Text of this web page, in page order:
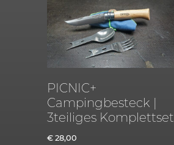
PICNIC+
Campingbesteck |
3teiliges Komplettset
€ 28,00